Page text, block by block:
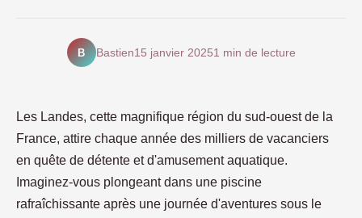
B Bastien15 janvier 20251 min de lecture
Les Landes, cette magnifique région du sud-ouest de la
France, attire chaque année des milliers de vacanciers
en quête de détente et d'amusement aquatique.
Imaginez-vous plongeant dans une piscine
rafraîchissante après une journée d'aventures sous le